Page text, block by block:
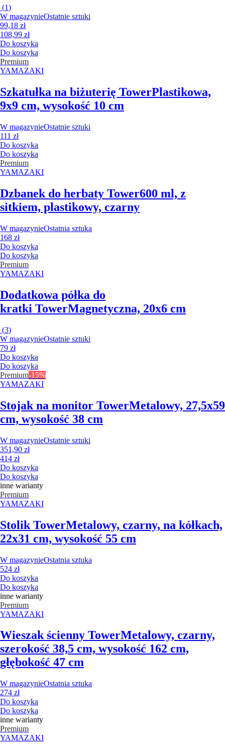
(1)
W magazynieOstatnie sztuki
99,18 zł
108,99 zł
Do koszyka
Do koszyka
Premium
YAMAZAKI
Szkatułka na biżuterię TowerPlastikowa,
9x9 cm, wysokość 10 cm
W magazynieOstatnie sztuki
111 zł
Do koszyka
Do koszyka
Premium
YAMAZAKI
Dzbanek do herbaty Tower600 ml, z
sitkiem, plastikowy, czarny
W magazynieOstatnia sztuka
168 zł
Do koszyka
Do koszyka
Premium
YAMAZAKI
Dodatkowa półka do
kratki TowerMagnetyczna, 20x6 cm
(3)
W magazynieOstatnie sztuki
79 zł
Do koszyka
Do koszyka
Premium-15%
YAMAZAKI
Stojak na monitor TowerMetalowy, 27,5x59
cm, wysokość 38 cm
W magazynieOstatnie sztuki
351,90 zł
414 zł
Do koszyka
Do koszyka
inne warianty
Premium
YAMAZAKI
Stolik TowerMetalowy, czarny, na kółkach,
22x31 cm, wysokość 55 cm
W magazynieOstatnia sztuka
524 zł
Do koszyka
Do koszyka
inne warianty
Premium
YAMAZAKI
Wieszak ścienny TowerMetalowy, czarny,
szerokość 38,5 cm, wysokość 162 cm,
głębokość 47 cm
W magazynieOstatnia sztuka
274 zł
Do koszyka
Do koszyka
inne warianty
Premium
YAMAZAKI